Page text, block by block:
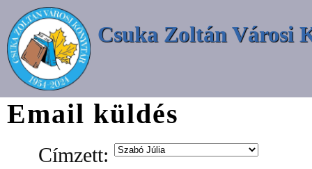
Csuka Zoltán Városi
Email küldés
Címzett: